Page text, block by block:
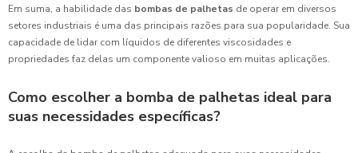
Em suma, a habilidade das bombas de palhetas de operar em diversos
setores industriais é uma das principais razões para sua popularidade. Sua
capacidade de lidar com líquidos de diferentes viscosidades e
propriedades faz delas um componente valioso em muitas aplicações.
Como escolher a bomba de palhetas ideal para
suas necessidades específicas?